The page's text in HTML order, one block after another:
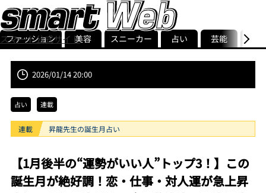
スマート公式サイト
smart最新号
記事一覧ランキング
ストリ
ファッション 美容 スニーカー 占い 芸能 グル
2026/01/14 20:00
占い 連載
連載 昇龍先生の誕生月占い
【1月後半の“運勢がいい人”トップ3！】この
誕生月が絶好調！恋・仕事・対人運が急上昇